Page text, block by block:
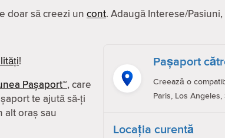
doar să creezi un cont. Adaugă Interese/
!
Pașaport™, care
te ajută să-ți
alt oraș sau
Pașaport
Creează o
Paris, Los Angeles,
Locaţia curentă